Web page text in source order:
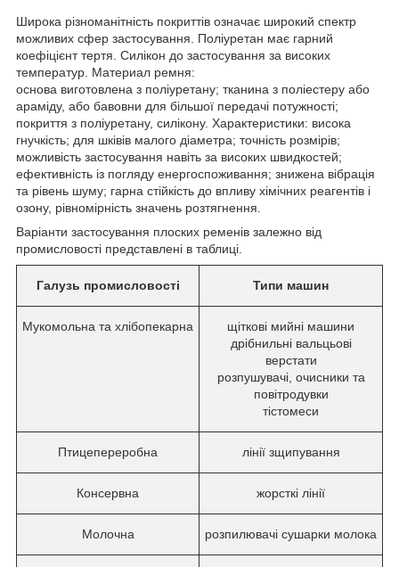
Широка різноманітність покриттів означає широкий спектр
можливих сфер застосування. Поліуретан має гарний
коефіцієнт тертя. Силікон до застосування за високих
температур. Материал ремня:
основа виготовлена з поліуретану; тканина з поліестеру або
араміду, або бавовни для більшої передачі потужності;
покриття з поліуретану, силікону. Характеристики: висока
гнучкість; для шківів малого діаметра; точність розмірів;
можливість застосування навіть за високих швидкостей;
ефективність із погляду енергоспоживання; знижена вібрація
та рівень шуму; гарна стійкість до впливу хімічних реагентів і
озону, рівномірність значень розтягнення.
Варіанти застосування плоских ременів залежно від
промисловості представлені в таблиці.
Галузь промисловості Типи машин
Мукомольна та хлібопекарна
щіткові мийні машини
дрібнильні вальцьові
верстати
розпушувачі, очисники та
повітродувки
тістомеси
Птицепереробна лінії зщипування
Консервна жорсткі лінії
Молочна розпилювачі сушарки молока